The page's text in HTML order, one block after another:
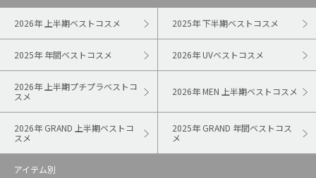
2026年 上半期ベストコスメ 2025年 下半期ベストコスメ
2025年 年間ベストコスメ 2026年 UVベストコスメ
2026年 上半期プチプラベストコ
スメ
2026年 MEN 上半期ベストコスメ
2026年 GRAND 上半期ベストコ
スメ
2025年 GRAND 年間ベストコス
メ
アイテム別